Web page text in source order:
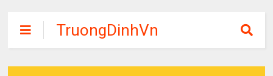
TruongDinhVn
Chia sẽ ebook,
các khóa học,